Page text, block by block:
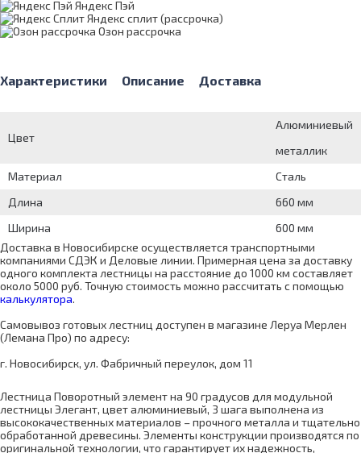
Яндекс Пэй
Яндекс сплит (рассрочка)
Озон рассрочка
Характеристики Описание Доставка
Цвет
Алюминиевый
металлик
Материал
Сталь
Длина
660 мм
Ширина
600 мм
Доставка в Новосибирске осуществляется транспортными
компаниями СДЭК и Деловые линии. Примерная цена за доставку
одного комплекта лестницы на расстояние до 1000 км составляет
около 5000 руб. Точную стоимость можно рассчитать с помощью
калькулятора.
Самовывоз готовых лестниц доступен в магазине Леруа Мерлен
(Лемана Про) по адресу:
г. Новосибирск, ул. Фабричный переулок, дом 11
Лестница Поворотный элемент на 90 градусов для модульной
лестницы Элегант, цвет алюминиевый, 3 шага выполнена из
высококачественных материалов – прочного металла и тщательно
обработанной древесины. Элементы конструкции производятся по
оригинальной технологии, что гарантирует их надежность,